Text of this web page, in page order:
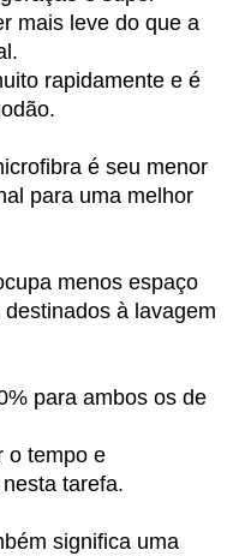
mais leve do que a
rapidamente e é
é seu menor
para uma melhor
menos espaço
destinados à lavagem
% para ambos os de
o tempo e
nesta tarefa.
significa uma